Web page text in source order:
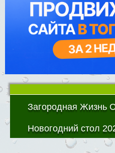
Загородная Жизнь
Новогодний стол